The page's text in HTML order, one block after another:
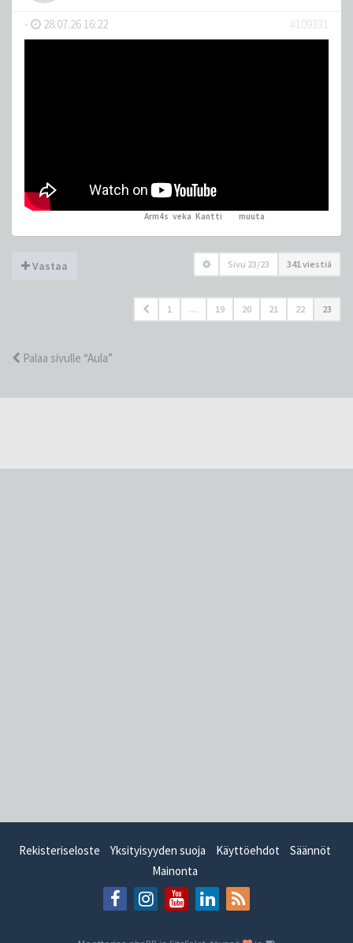
- 28.07.26 16:22 #109331
Arm4s ,veka ,Kantti ja 1muuta
Vastaa Sivu 23/23 341 viestiä
1 … 19 20 21 22 23
Palaa sivulle “Aula”
Rekisteriseloste Yksityisyyden suoja Käyttöehdot
Säännöt
Mainonta